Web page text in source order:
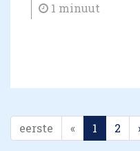
1 minuut
eerste « 1 2